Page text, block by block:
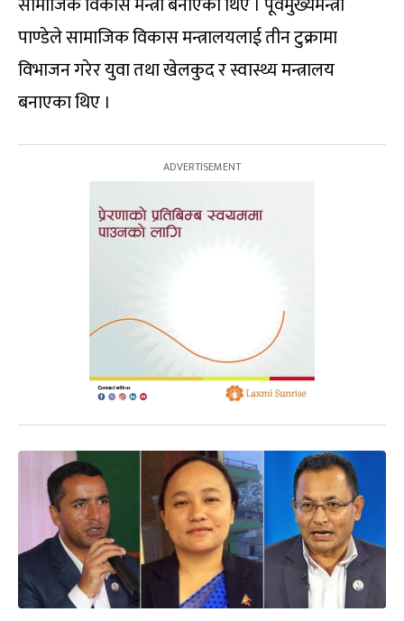
पाण्डेले सामाजिक विकास मन्त्रालयलाई तीन टुक्रामा
विभाजन गरेर युवा तथा खेलकुद र स्वास्थ्य मन्त्रालय
बनाएका थिए ।